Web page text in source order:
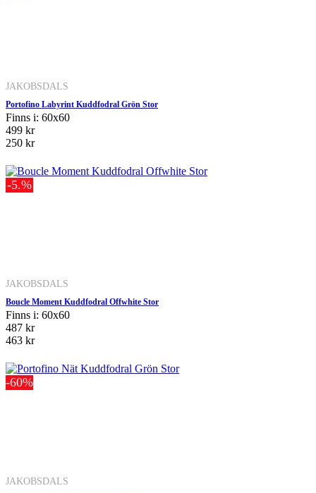
JAKOBSDALS
Portofino Labyrint Kuddfodral Grön Stor
Finns i: 60x60
499 kr
250 kr
-5.%
JAKOBSDALS
Boucle Moment Kuddfodral Offwhite Stor
Finns i: 60x60
487 kr
463 kr
-60%
JAKOBSDALS